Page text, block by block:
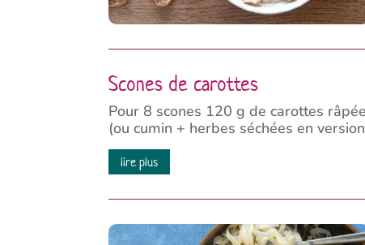
Scones de carottes
Pour 8 scones 120 g de carottes
(ou cumin + herbes séchées en
lire plus